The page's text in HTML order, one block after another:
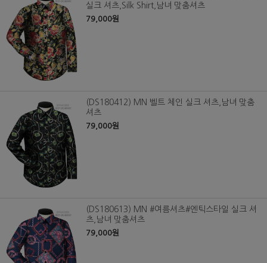
실크 셔츠,Silk Shirt,남녀 맞춤셔츠
79,000원
(DS180412) MN 벨트 체인 실크 셔츠,남녀 맞춤
셔츠
79,000원
(DS180613) MN #여름셔츠#엔틱스타일 실크 셔
츠,남녀 맞춤셔츠
79,000원